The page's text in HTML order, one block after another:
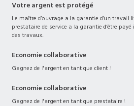
Votre argent est protégé
Le maître d’ouvrage a la garantie d’un travail
prestataire de service a la garantie d’être
des travaux.
Economie collaborative
Gagnez de l'argent en tant que client !
Economie collaborative
Gagnez de l'argent en tant que prestataire !